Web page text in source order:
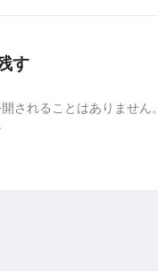
す
されることはありません。